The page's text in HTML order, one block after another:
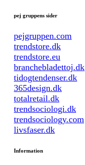
pej gruppens sider
pejgruppen.com
trendstore.dk
trendstore.eu
branchebladettoj.dk
tidogtendenser.dk
365design.dk
totalretail.dk
trendsociologi.dk
trendsociology.com
livsfaser.dk
Information